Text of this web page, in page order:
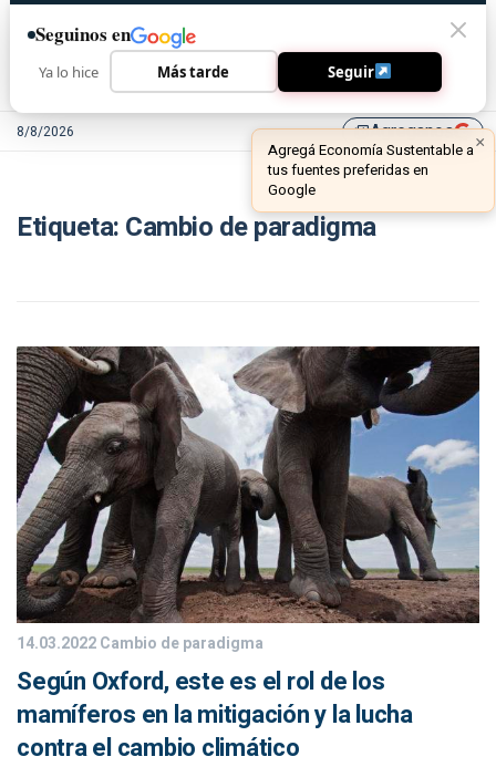
8/8/2026 library_addAgreganos ×
Agregá Economía Sustentable a
tus fuentes preferidas en
Google
Etiqueta: Cambio de paradigma
14.03.2022Cambio de paradigma
Según Oxford, este es el rol de los
mamíferos en la mitigación y la lucha
contra el cambio climático
Seguinos en
Ya lo hice Más tarde Seguir